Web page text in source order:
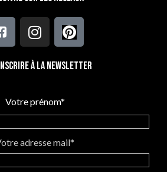
à la newsletter
Votre prénom*
adresse mail*